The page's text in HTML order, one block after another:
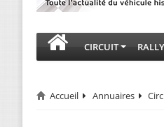
CIRCUIT
Accueil Annuaires